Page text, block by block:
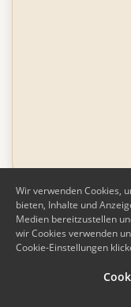
Andreas
Heilpraktiker
Wir verwenden Cookies,
bieten, Inhalte und
Medien bereitzustellen
wir Cookies verwenden
Cookie-Einstellungen